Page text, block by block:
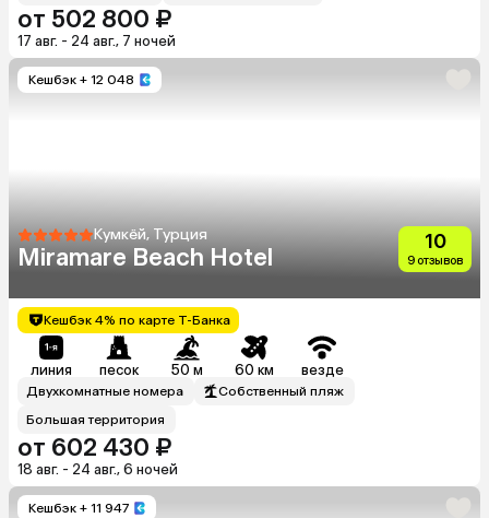
от 502 800 ₽
17 авг. - 24 авг., 7 ночей
Кешбэк + 12 048
Кумкёй, Турция
Miramare Beach Hotel
10
9 отзывов
Кешбэк 4% по карте Т-Банка
линия песок 50 м 60 км везде
Двухкомнатные номера
Собственный пляж
Большая территория
от 602 430 ₽
18 авг. - 24 авг., 6 ночей
Кешбэк + 11 947